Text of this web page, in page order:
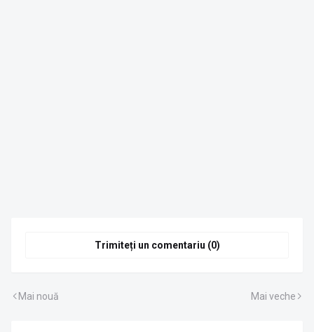
Trimiteți un comentariu (0)
Mai nouă Mai veche